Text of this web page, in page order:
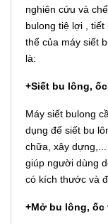
nghiên cứu và
bulong tiệ lợi ,
thể của máy siết
là:
+Siết bu lông,
Máy siết bulong
dụng để siết bu
chữa, xây
giúp người dùng
có kích thước và
+Mở bu lông, ốc